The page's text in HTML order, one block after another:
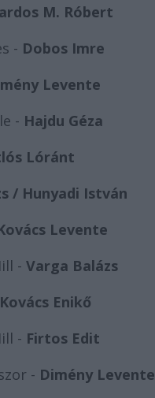
M. Róbert
- Dobos Imre
Levente
- Hajdu Géza
Lóránt
/ Hunyadi István
Levente
- Varga Balázs
Kovács Enikő
- Firtos Edit
- Dimény Levente